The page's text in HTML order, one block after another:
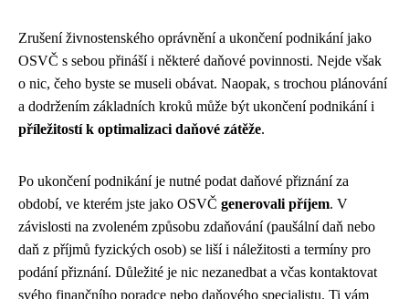
Zrušení živnostenského oprávnění a ukončení podnikání jako
OSVČ s sebou přináší i některé daňové povinnosti. Nejde však
o nic, čeho byste se museli obávat. Naopak, s trochou plánování
a dodržením základních kroků může být ukončení podnikání i
příležitostí k optimalizaci daňové zátěže.
Po ukončení podnikání je nutné podat daňové přiznání za
období, ve kterém jste jako OSVČ generovali příjem. V
závislosti na zvoleném způsobu zdaňování (paušální daň nebo
daň z příjmů fyzických osob) se liší i náležitosti a termíny pro
podání přiznání. Důležité je nic nezanedbat a včas kontaktovat
svého finančního poradce nebo daňového specialistu. Ti vám